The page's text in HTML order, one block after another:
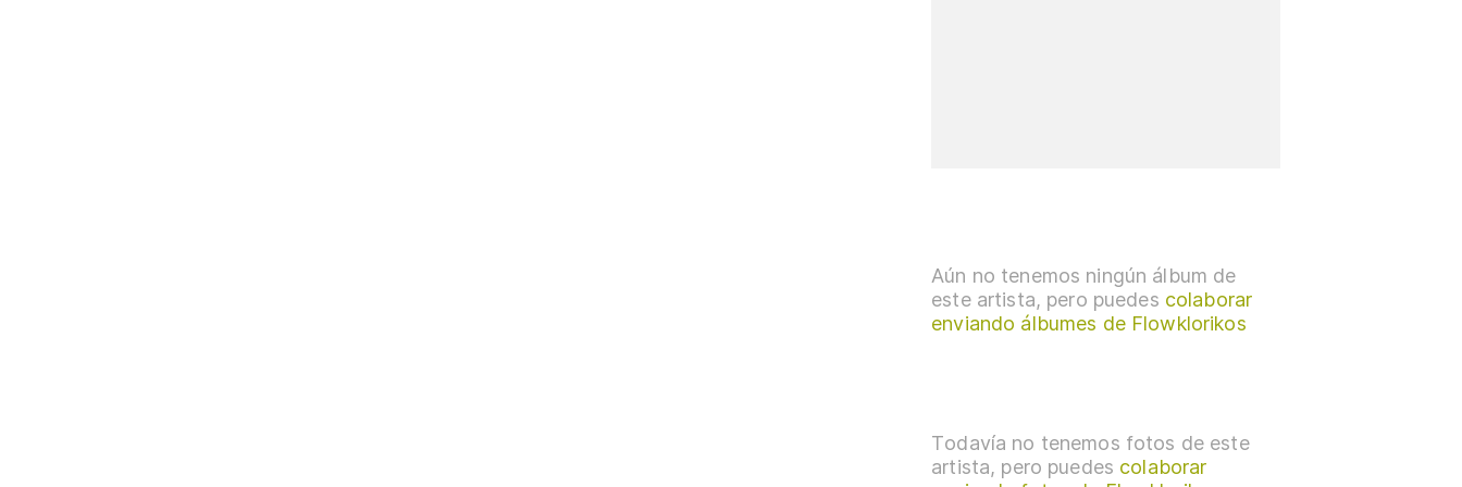
Aún no tenemos ningún álbum de
este artista, pero puedes colaborar
enviando álbumes de Flowklorikos
Todavía no tenemos fotos de este
artista, pero puedes colaborar